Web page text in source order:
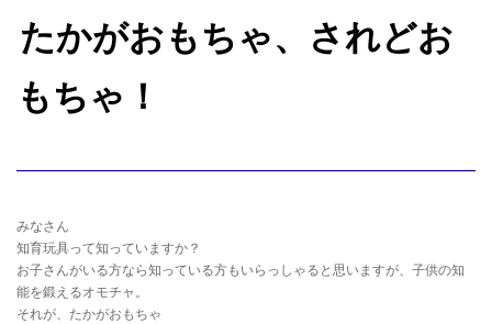
たかがおもちゃ、されどお
もちゃ！
みなさん
知育玩具って知っていますか？
お子さんがいる方なら知っている方もいらっしゃると思いますが、子供の知
能を鍛えるオモチャ。
それが、たかがおもちゃ